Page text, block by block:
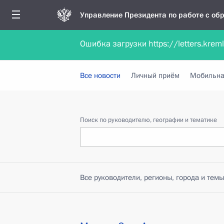
Управление Президента по работе с
Обратиться в форме электронного
Все новости Личный приём
Поиск по руководителю, географии и тематике
Все руководители, регионы, города и темы
Ошибка загрузки https://